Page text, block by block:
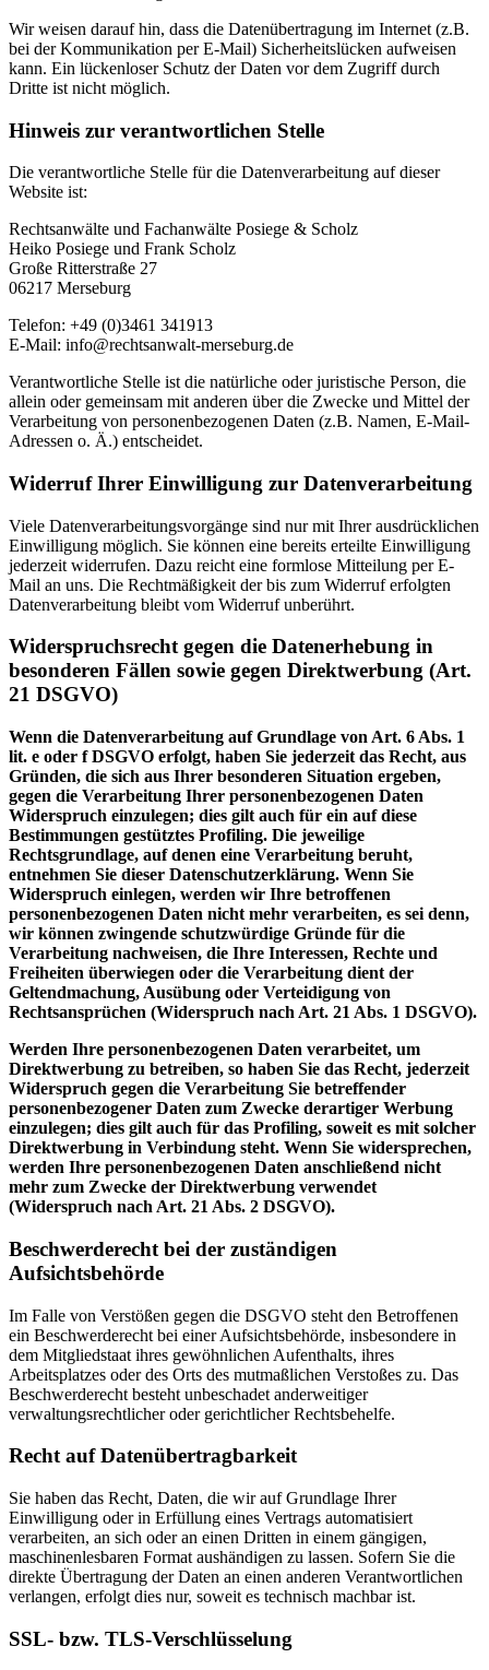
Wir weisen darauf hin, dass die Datenübertragung im Internet (z.B.
bei der Kommunikation per E-Mail) Sicherheitslücken aufweisen
kann. Ein lückenloser Schutz der Daten vor dem Zugriff durch
Dritte ist nicht möglich.
Hinweis zur verantwortlichen Stelle
Die verantwortliche Stelle für die Datenverarbeitung auf dieser
Website ist:
Rechtsanwälte und Fachanwälte Posiege & Scholz
Heiko Posiege und Frank Scholz
Große Ritterstraße 27
06217 Merseburg
Telefon: +49 (0)3461 341913
E-Mail: info@rechtsanwalt-merseburg.de
Verantwortliche Stelle ist die natürliche oder juristische Person, die
allein oder gemeinsam mit anderen über die Zwecke und Mittel der
Verarbeitung von personenbezogenen Daten (z.B. Namen, E-Mail-
Adressen o. Ä.) entscheidet.
Widerruf Ihrer Einwilligung zur Datenverarbeitung
Viele Datenverarbeitungsvorgänge sind nur mit Ihrer ausdrücklichen
Einwilligung möglich. Sie können eine bereits erteilte Einwilligung
jederzeit widerrufen. Dazu reicht eine formlose Mitteilung per E-
Mail an uns. Die Rechtmäßigkeit der bis zum Widerruf erfolgten
Datenverarbeitung bleibt vom Widerruf unberührt.
Widerspruchsrecht gegen die Datenerhebung in
besonderen Fällen sowie gegen Direktwerbung (Art.
21 DSGVO)
Wenn die Datenverarbeitung auf Grundlage von Art. 6 Abs. 1
lit. e oder f DSGVO erfolgt, haben Sie jederzeit das Recht, aus
Gründen, die sich aus Ihrer besonderen Situation ergeben,
gegen die Verarbeitung Ihrer personenbezogenen Daten
Widerspruch einzulegen; dies gilt auch für ein auf diese
Bestimmungen gestütztes Profiling. Die jeweilige
Rechtsgrundlage, auf denen eine Verarbeitung beruht,
entnehmen Sie dieser Datenschutzerklärung. Wenn Sie
Widerspruch einlegen, werden wir Ihre betroffenen
personenbezogenen Daten nicht mehr verarbeiten, es sei denn,
wir können zwingende schutzwürdige Gründe für die
Verarbeitung nachweisen, die Ihre Interessen, Rechte und
Freiheiten überwiegen oder die Verarbeitung dient der
Geltendmachung, Ausübung oder Verteidigung von
Rechtsansprüchen (Widerspruch nach Art. 21 Abs. 1 DSGVO).
Werden Ihre personenbezogenen Daten verarbeitet, um
Direktwerbung zu betreiben, so haben Sie das Recht, jederzeit
Widerspruch gegen die Verarbeitung Sie betreffender
personenbezogener Daten zum Zwecke derartiger Werbung
einzulegen; dies gilt auch für das Profiling, soweit es mit solcher
Direktwerbung in Verbindung steht. Wenn Sie widersprechen,
werden Ihre personenbezogenen Daten anschließend nicht
mehr zum Zwecke der Direktwerbung verwendet
(Widerspruch nach Art. 21 Abs. 2 DSGVO).
Beschwerderecht bei der zuständigen
Aufsichtsbehörde
Im Falle von Verstößen gegen die DSGVO steht den Betroffenen
ein Beschwerderecht bei einer Aufsichtsbehörde, insbesondere in
dem Mitgliedstaat ihres gewöhnlichen Aufenthalts, ihres
Arbeitsplatzes oder des Orts des mutmaßlichen Verstoßes zu. Das
Beschwerderecht besteht unbeschadet anderweitiger
verwaltungsrechtlicher oder gerichtlicher Rechtsbehelfe.
Recht auf Datenübertragbarkeit
Sie haben das Recht, Daten, die wir auf Grundlage Ihrer
Einwilligung oder in Erfüllung eines Vertrags automatisiert
verarbeiten, an sich oder an einen Dritten in einem gängigen,
maschinenlesbaren Format aushändigen zu lassen. Sofern Sie die
direkte Übertragung der Daten an einen anderen Verantwortlichen
verlangen, erfolgt dies nur, soweit es technisch machbar ist.
SSL- bzw. TLS-Verschlüsselung